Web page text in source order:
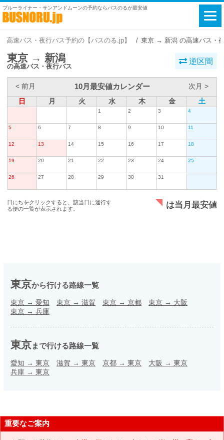
ブルーライナー・サンアンドムーンの予約ならバスのるが最安値
高速バス・夜行バス予約の【バスのる.jp】 東京 → 新潟 の高速バス・
東京 → 新潟
の高速バス・夜行バス
逆区間
< 前月 10月最安値カレンダー
次月 >
日
月 火 水 木 金 土
1 2 3 4
5 6 7 8 9 10 11
12 13 14 15 16 17 18
19 20 21 22 23 24 25
26 27 28 29 30 31
日にちをクリックすると、該当日に運行す
る便の一覧が表示されます。
は当月最安値
東京から行ける路線一覧
東京 → 愛知 東京 → 滋賀 東京 → 京都 東京 → 大阪
東京 → 兵庫
東京まで行ける路線一覧
愛知 → 東京 滋賀 → 東京 京都 → 東京 大阪 → 東京
兵庫 → 東京
重要なご案内